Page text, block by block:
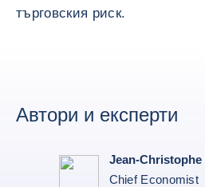
търговския риск.
Автори и експерти
Jean-Christophe
Chief Economist